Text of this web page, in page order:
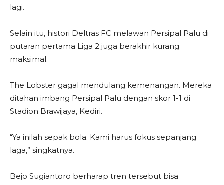
lagi.
Selain itu, histori Deltras FC melawan Persipal Palu di
putaran pertama Liga 2 juga berakhir kurang
maksimal.
The Lobster gagal mendulang kemenangan. Mereka
ditahan imbang Persipal Palu dengan skor 1-1 di
Stadion Brawijaya, Kediri.
“Ya inilah sepak bola. Kami harus fokus sepanjang
laga,” singkatnya.
Bejo Sugiantoro berharap tren tersebut bisa